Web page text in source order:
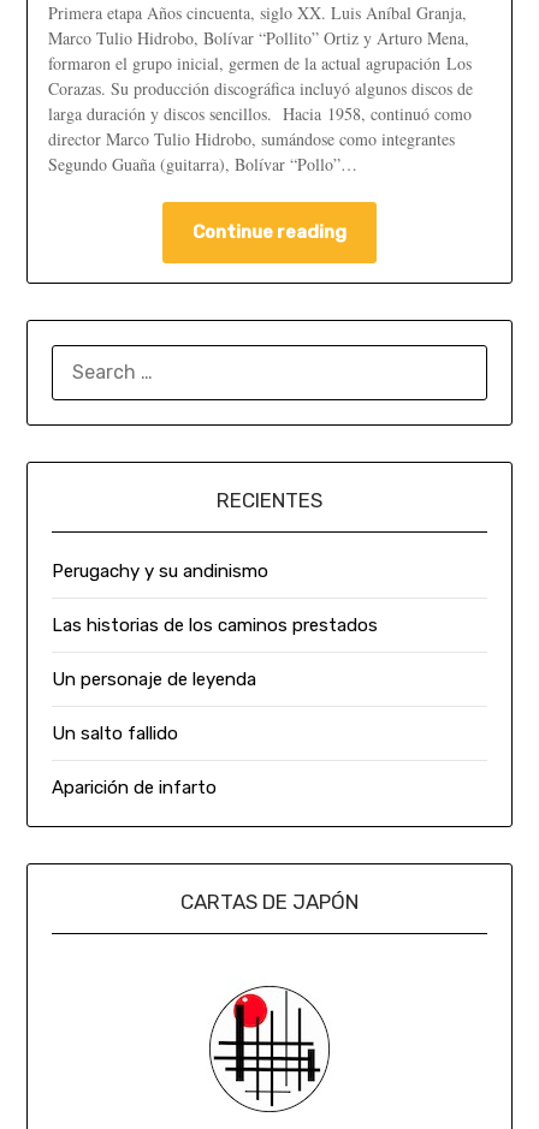
Primera etapa Años cincuenta, siglo XX. Luis Aníbal Granja,
Marco Tulio Hidrobo, Bolívar “Pollito” Ortiz y Arturo Mena,
formaron el grupo inicial, germen de la actual agrupación Los
Corazas. Su producción discográfica incluyó algunos discos de
larga duración y discos sencillos. Hacia 1958, continuó como
director Marco Tulio Hidrobo, sumándose como integrantes
Segundo Guaña (guitarra), Bolívar “Pollo”…
Continue reading
RECIENTES
Perugachy y su andinismo
Las historias de los caminos prestados
Un personaje de leyenda
Un salto fallido
Aparición de infarto
CARTAS DE JAPÓN